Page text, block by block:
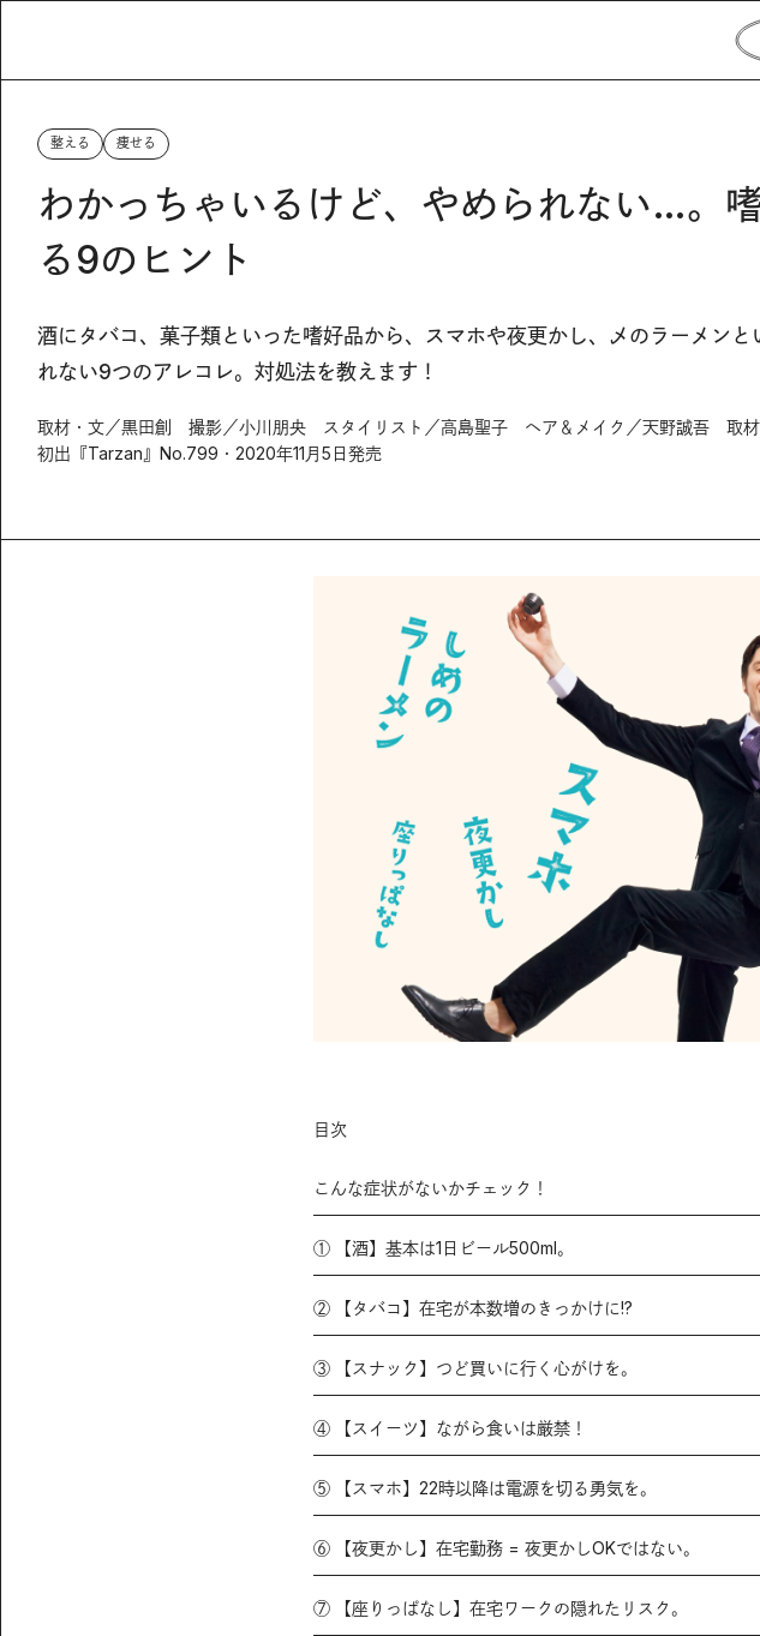
整える 痩せる
わかっちゃいるけど、やめられない…。
る9のヒント
酒にタバコ、菓子類といった嗜好品から、スマホや夜更かし、〆のラーメン
れない9つのアレコレ。対処法を教えます！
取材・文／黒田創 撮影／小川朋央 スタイリスト／高島聖子 ヘア＆メイク／天野誠吾 取材
初出『Tarzan』No.799・2020年11月5日発売
目次
こんな症状がないかチェック！
① 【酒】基本は1日ビール500ml。
② 【タバコ】在宅が本数増のきっかけに!?
③ 【スナック】つど買いに行く心がけを。
④ 【スイーツ】ながら食いは厳禁！
⑤ 【スマホ】22時以降は電源を切る勇気を。
⑥ 【夜更かし】在宅勤務 = 夜更かしOKではない。
⑦ 【座りっぱなし】在宅ワークの隠れたリスク。